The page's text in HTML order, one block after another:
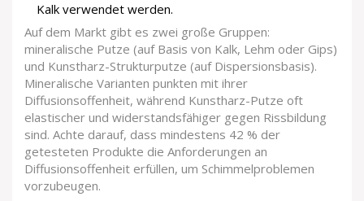
Kalk verwendet werden.
Auf dem Markt gibt es zwei große Gruppen:
mineralische Putze (auf Basis von Kalk, Lehm oder Gips)
und Kunstharz-Strukturputze (auf Dispersionsbasis).
Mineralische Varianten punkten mit ihrer
Diffusionsoffenheit, während Kunstharz-Putze oft
elastischer und widerstandsfähiger gegen Rissbildung
sind. Achte darauf, dass mindestens 42 % der
getesteten Produkte die Anforderungen an
Diffusionsoffenheit erfüllen, um Schimmelproblemen
vorzubeugen.